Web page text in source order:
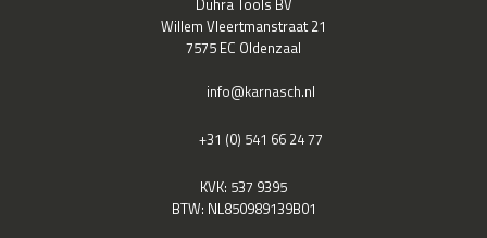
Duhra Tools BV
Willem Vleertmanstraat 21
7575 EC Oldenzaal
info@karnasch.nl
+31 (0) 541 66 24 77
KVK: 537 9395
BTW: NL850989139B01